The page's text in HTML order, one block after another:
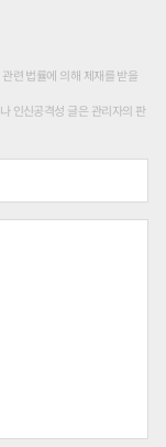
련 법률에 의해 제재를 받을
인신공격성 글은 관리자의 판